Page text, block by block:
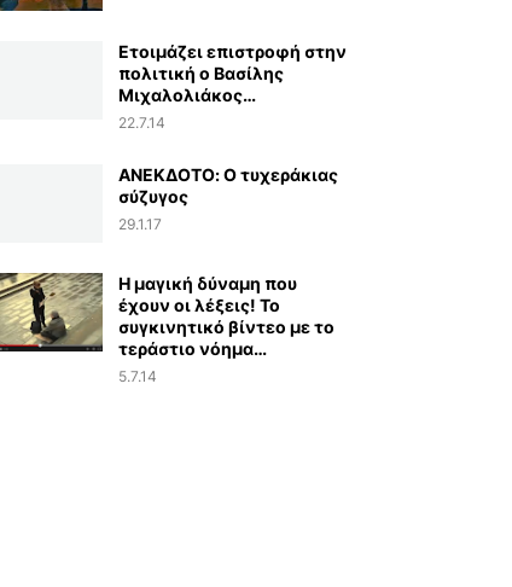
Ετοιμάζει επιστροφή στην
πολιτική ο Βασίλης
Μιχαλολιάκος…
22.7.14
ΑΝΕΚΔΟΤΟ: Ο τυχεράκιας
σύζυγος
29.1.17
Η μαγική δύναμη που
έχουν οι λέξεις! Το
συγκινητικό βίντεο με το
τεράστιο νόημα…
5.7.14